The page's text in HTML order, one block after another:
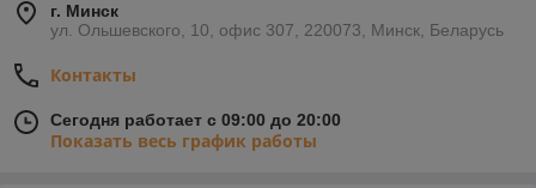
г. Минск
ул. Ольшевского, 10, офис 307, 220073, Минск, Беларусь
Контакты
Сегодня работает с 09:00 до 20:00
Показать весь график работы